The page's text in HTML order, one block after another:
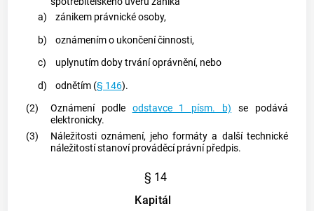
a)
zánikem právnické osoby,
b)
oznámením o ukončení činnosti,
c)
uplynutím doby trvání oprávnění, nebo
d)
odnětím (§ 146).
(2)
Oznámení podle odstavce 1 písm. b) se podává
elektronicky.
(3)
Náležitosti oznámení, jeho formáty a další technické
náležitostí stanoví prováděcí právní předpis.
§ 14
Kapitál